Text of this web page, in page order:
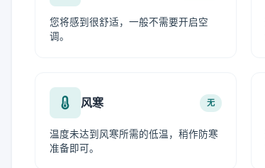
您将感到很舒适，一般不需要开启空
调。
风寒 无
温度未达到风寒所需的低温，稍作防寒
准备即可。